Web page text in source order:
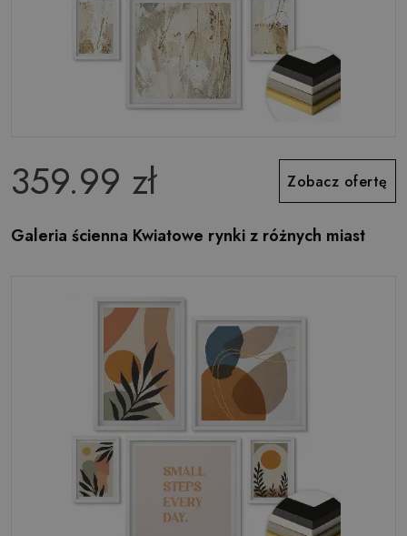
359.99 zł Zobacz ofertę
Galeria ścienna Kwiatowe rynki z różnych miast